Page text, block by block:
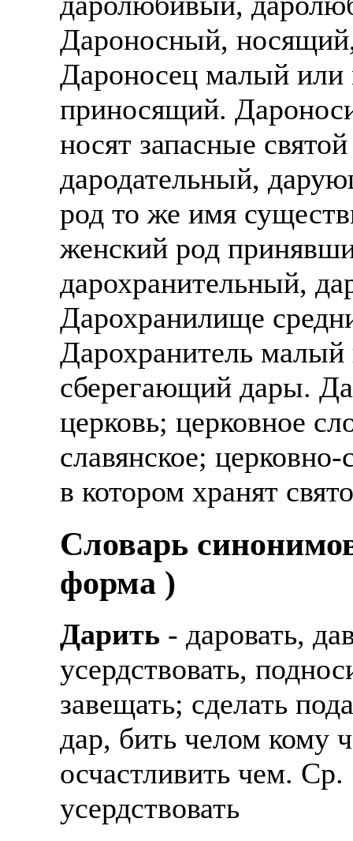
Дароносный,
Дароносец малый или
приносящий.
носят запасные
дародательный,
род то же имя
женский род
дарохранительный,
Дарохранилище
Дарохранитель
сберегающий дары.
церковь; церковное
славянское;
в котором хранят
Cловарь
форма )
Дарить - даровать,
усердствовать,
завещать; сделать
дар, бить челом кому
осчастливить чем.
усердствовать